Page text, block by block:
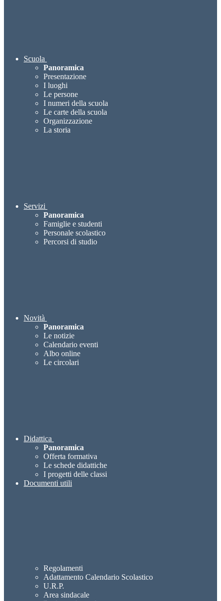
Scuola
Panoramica
Presentazione
I luoghi
Le persone
I numeri della scuola
Le carte della scuola
Organizzazione
La storia
Servizi
Panoramica
Famiglie e studenti
Personale scolastico
Percorsi di studio
Novità
Panoramica
Le notizie
Calendario eventi
Albo online
Le circolari
Didattica
Panoramica
Offerta formativa
Le schede didattiche
I progetti delle classi
Documenti utili
Regolamenti
Adattamento Calendario Scolastico
U.R.P.
Area sindacale